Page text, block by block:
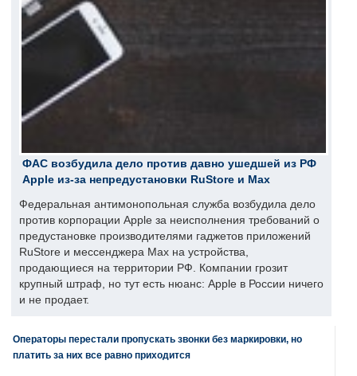
ФАС возбудила дело против давно ушедшей из РФ
Apple из-за непредустановки RuStore и Max
Федеральная антимонопольная служба возбудила дело
против корпорации Apple за неисполнения требований о
предустановке производителями гаджетов приложений
RuStore и мессенджера Max на устройства,
продающиеся на территории РФ. Компании грозит
крупный штраф, но тут есть нюанс: Apple в России ничего
и не продает.
Операторы перестали пропускать звонки без маркировки, но
платить за них все равно приходится